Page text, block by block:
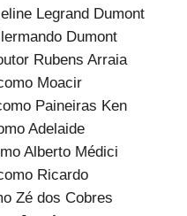
Legrand Dumont
Dumont
Rubens Arraia
Moacir
Paineiras Ken
Adelaide
Alberto Médici
Ricardo
Zé dos Cobres